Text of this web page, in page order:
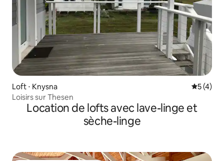
Loft ⋅ Knysna
5 (4)
Loisirs sur Thesen
Location de lofts avec lave-linge et
sèche-linge